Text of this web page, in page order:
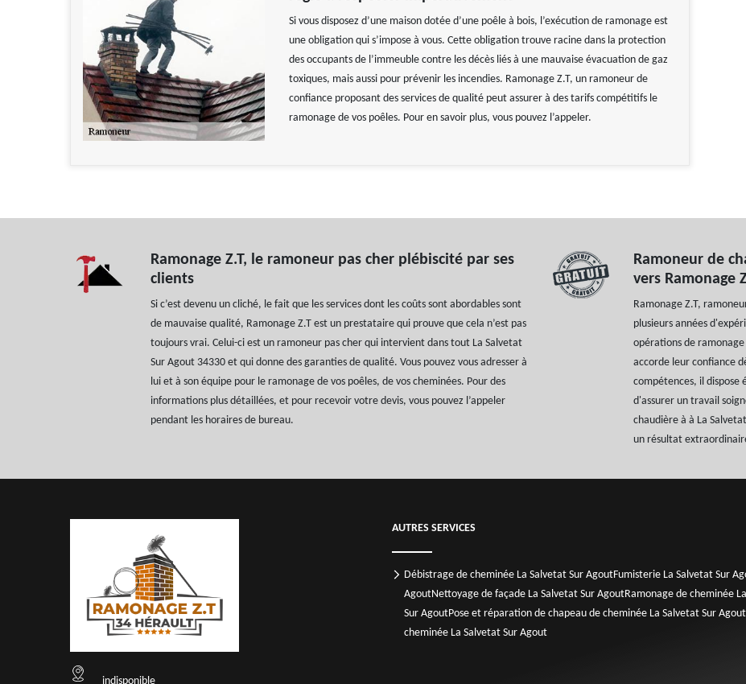
Si vous disposez d’une maison dotée d’une poêle à bois, l’exécution de ramonage est
une obligation qui s’impose à vous. Cette obligation trouve racine dans la protection
des occupants de l’immeuble contre les décès liés à une mauvaise évacuation de gaz
toxiques, mais aussi pour prévenir les incendies. Ramonage Z.T, un ramoneur de
confiance proposant des services de qualité peut assurer à des tarifs compétitifs le
ramonage de vos poêles. Pour en savoir plus, vous pouvez l’appeler.
Ramonage Z.T, le ramoneur pas cher plébiscité par ses
clients
Si c’est devenu un cliché, le fait que les services dont les coûts sont abordables sont
de mauvaise qualité, Ramonage Z.T est un prestataire qui prouve que cela n’est pas
toujours vrai. Celui-ci est un ramoneur pas cher qui intervient dans tout La Salvetat
Sur Agout 34330 et qui donne des garanties de qualité. Vous pouvez vous adresser à
lui et à son équipe pour le ramonage de vos poêles, de vos cheminées. Pour des
informations plus détaillées, et pour recevoir votre devis, vous pouvez l’appeler
pendant les horaires de bureau.
Ramoneur de
vers Ramonage
Ramonage Z.T,
plusieurs années
opérations de
accorde leur confiance
compétences, il
d'assurer un travail
chaudière à à La
un résultat
indisponible
AUTRES SERVICES
Débistrage de cheminée La Salvetat Sur AgoutFumisterie La Salvetat Sur
AgoutNettoyage de façade La Salvetat Sur AgoutRamonage de cheminée
Sur AgoutPose et réparation de chapeau de cheminée La Salvetat Sur Agout
cheminée La Salvetat Sur Agout